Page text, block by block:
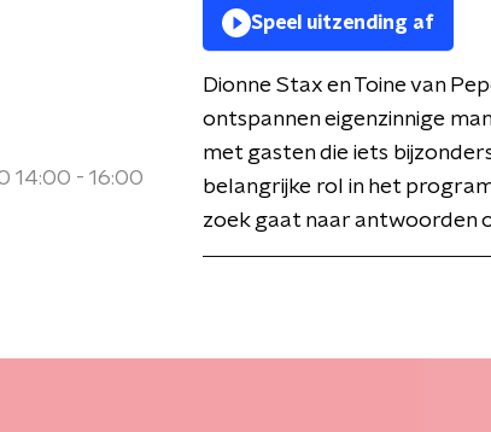
14:00 - 16:00
Speel uitzending af
Dionne Stax en Toine van
ontspannen eigenzinnige
met gasten die iets
belangrijke rol in het
zoek gaat naar antwoorden